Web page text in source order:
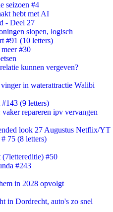
seizoen #4
hebt met AI
- Deel 27
slopen, logisch
#91 (10 letters)
#30
kunnen vergeven?
in waterattractie Walibi
(9 letters)
repareren ipv vervangen
look 27 Augustus Netflix/YT
75 (8 letters)
(7lettereditie) #50
#243
in 2028 opvolgt
in Dordrecht, auto's zo snel